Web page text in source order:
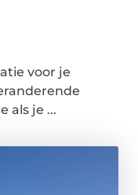
voor je
als je ...